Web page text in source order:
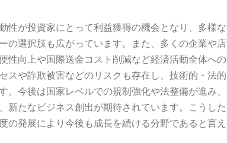
性が投資家にとって利益獲得の機会となり、多様な
の選択肢も広がっています。また、多くの企業や店
性向上や国際送金コスト削減など経済活動全体への
スや詐欺被害などのリスクも存在し、技術的・法的
。今後は国家レベルでの規制強化や法整備が進み、
新たなビジネス創出が期待されています。こうした
の発展により今後も成長を続ける分野であると言え